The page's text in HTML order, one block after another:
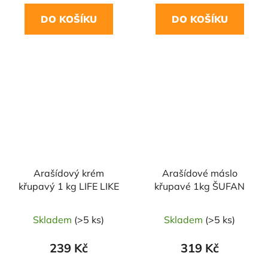
DO KOŠÍKU DO KOŠÍKU
Arašídový krém
křupavý 1 kg LIFE LIKE
Skladem (>5 ks)
239 Kč
Arašídové máslo
křupavé 1kg ŠUFAN
Skladem (>5 ks)
319 Kč